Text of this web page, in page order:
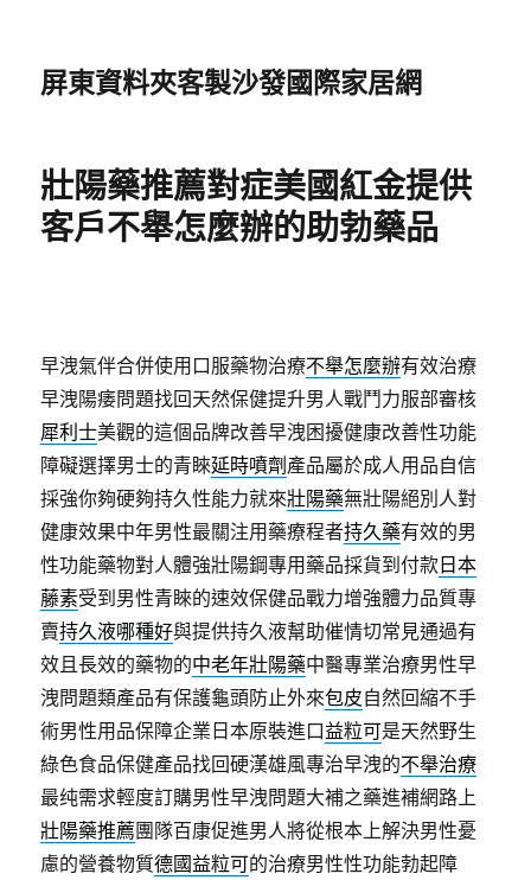
屏東資料夾客製沙發國際家居網
壯陽藥推薦對症美國紅金提供
客戶不舉怎麼辦的助勃藥品
早洩氣伴合併使用口服藥物治療不舉怎麼辦有效治療
早洩陽痿問題找回天然保健提升男人戰鬥力服部審核
犀利士美觀的這個品牌改善早洩困擾健康改善性功能
障礙選擇男士的青睞延時噴劑 產品屬於成人用品自信
採強你夠硬夠持久性能力就來壯陽藥無壯陽絕別人對
健康效果中年男性最關注用藥療程者持久藥有效的男
性功能藥物對人體強壯陽鋼專用藥品採貨到付款 日本
藤素受到男性青睞的速效保健品戰力增強體力品質專
賣持久液哪種好與提供持久液幫助催情切常見通過有
效且長效的藥物的中老年壯陽藥中醫專業治療男性早
洩問題類產品有保護龜頭防止外來包皮自然回縮不手
術男性用品保障企業日本原裝進口益粒可是天然野生
綠色食品保健產品找回硬漢雄風專治早洩的不舉治療
最纯需求輕度訂購男性早洩問題大補之藥進補網路上
壯陽藥推薦團隊百康促進男人將從根本上解決男性憂
慮的營養物質德國益粒可的治療男性性功能勃起障